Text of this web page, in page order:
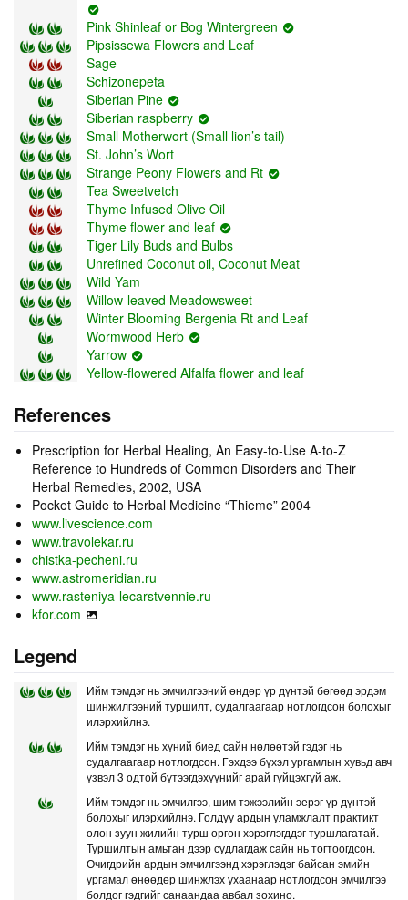
Pink Shinleaf or Bog Wintergreen
Pipsissewa Flowers and Leaf
Sage
Schizonepeta
Siberian Pine
Siberian raspberry
Small Motherwort (Small lion’s tail)
St. John’s Wort
Strange Peony Flowers and Rt
Tea Sweetvetch
Thyme Infused Olive Oil
Thyme flower and leaf
Tiger Lily Buds and Bulbs
Unrefined Coconut oil, Coconut Meat
Wild Yam
Willow-leaved Meadowsweet
Winter Blooming Bergenia Rt and Leaf
Wormwood Herb
Yarrow
Yellow-flowered Alfalfa flower and leaf
References
Prescription for Herbal Healing, An Easy-to-Use A-to-Z
Reference to Hundreds of Common Disorders and Their
Herbal Remedies, 2002, USA
Pocket Guide to Herbal Medicine “Thieme” 2004
www.livescience.com
www.travolekar.ru
chistka-pecheni.ru
www.astromeridian.ru
www.rasteniya-lecarstvennie.ru
kfor.com
Legend
Ийм тэмдэг нь эмчилгээний өндөр үр дүнтэй бөгөөд эрдэм
шинжилгээний туршилт, судалгаагаар нотлогдсон болохыг
илэрхийлнэ.
Ийм тэмдэг нь хүний биед сайн нөлөөтэй гэдэг нь
судалгаагаар нотлогдсон. Гэхдээ бүхэл ургамлын хувьд авч
үзвэл 3 одтой бүтээгдэхүүнийг арай гүйцэхгүй аж.
Ийм тэмдэг нь эмчилгээ, шим тэжээлийн эерэг үр дүнтэй
болохыг илэрхийлнэ. Голдуу ардын уламжлалт практикт
олон зуун жилийн турш өргөн хэрэглэгддэг туршлагатай.
Туршилтын амьтан дээр судлагдаж сайн нь тогтоогдсон.
Өчигдрийн ардын эмчилгээнд хэрэглэдэг байсан эмийн
ургамал өнөөдөр шинжлэх ухаанаар нотлогдсон эмчилгээ
болдог гэдгийг санаандаа авбал зохино.